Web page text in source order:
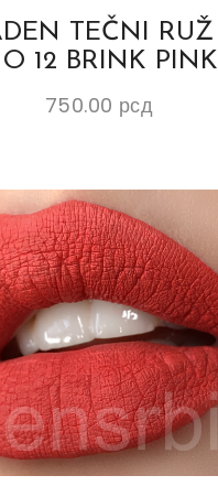
TEČNI RUŽ
12 BRINK PINK
750.00 рсд